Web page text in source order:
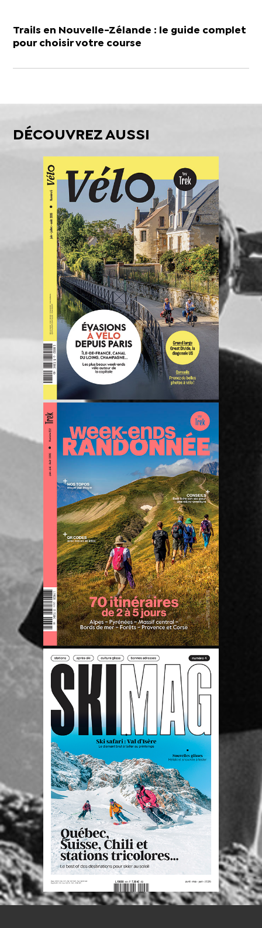
Trails en Nouvelle-Zélande : le guide complet
pour choisir votre course
DÉCOUVREZ AUSSI